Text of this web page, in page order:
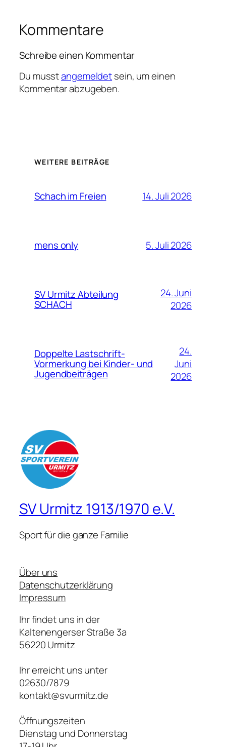
Kommentare
Schreibe einen Kommentar
Du musstangemeldetsein, um einen
Kommentar abzugeben.
WEITERE BEITRÄGE
Schach im Freien 14. Juli 2026
mens only 5. Juli 2026
SV Urmitz Abteilung
SCHACH
24. Juni
2026
Doppelte Lastschrift-
Vormerkung bei Kinder- und
Jugendbeiträgen
24.
Juni
2026
SV Urmitz 1913/1970 e.V.
Sport für die ganze Familie
Über uns
Datenschutzerklärung
Impressum
Ihr findet uns in der
Kaltenengerser Straße 3a
56220 Urmitz
Ihr erreicht uns unter
02630/7879
kontakt@svurmitz.de
Öffnungszeiten
Dienstag und Donnerstag